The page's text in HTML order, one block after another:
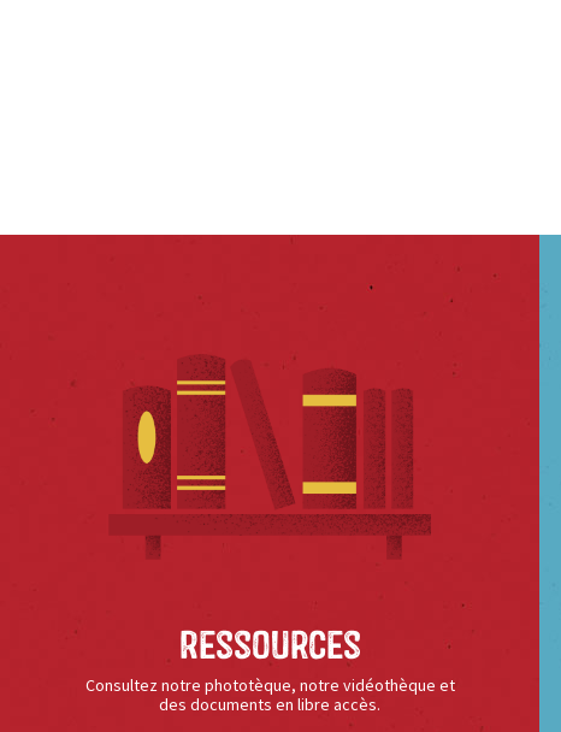
Ressources
Consultez notre phototèque, notre vidéothèque et
des documents en libre accès.